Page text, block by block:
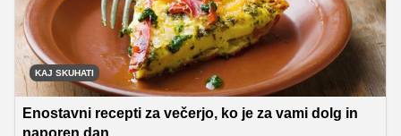
KAJ SKUHATI
Enostavni recepti za večerjo, ko je za vami dolg in
naporen dan